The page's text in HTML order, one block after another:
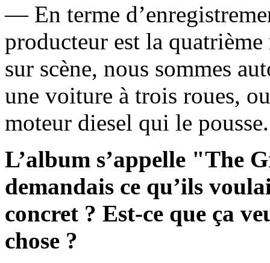
— En terme
producteur est la
sur scène, nous sommes
une voiture à trois roues,
moteur diesel qui le pousse.
L’album s’appelle "The
demandais ce qu’ils
concret ? Est-ce que ça
chose ?